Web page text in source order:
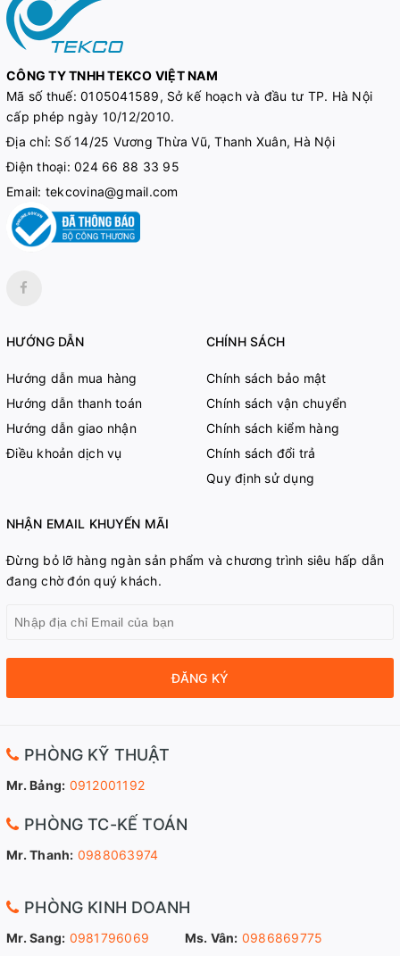
CÔNG TY TNHH TEKCO VIỆT NAM
Mã số thuế: 0105041589, Sở kế hoạch và đầu tư TP. Hà Nội
cấp phép ngày 10/12/2010.
Địa chỉ: Số 14/25 Vương Thừa Vũ, Thanh Xuân, Hà Nội
Điện thoại: 024 66 88 33 95
Email: tekcovina@gmail.com
HƯỚNG DẪN
Hướng dẫn mua hàng
Hướng dẫn thanh toán
Hướng dẫn giao nhận
Điều khoản dịch vụ
CHÍNH SÁCH
Chính sách bảo mật
Chính sách vận chuyển
Chính sách kiểm hàng
Chính sách đổi trả
Quy định sử dụng
NHẬN EMAIL KHUYẾN MÃI
Đừng bỏ lỡ hàng ngàn sản phẩm và chương trình siêu hấp dẫn
đang chờ đón quý khách.
ĐĂNG KÝ
PHÒNG KỸ THUẬT
Mr. Bảng: 0912001192
PHÒNG TC-KẾ TOÁN
Mr. Thanh: 0988063974
PHÒNG KINH DOANH
Mr. Sang: 0981796069 Ms. Vân: 0986869775